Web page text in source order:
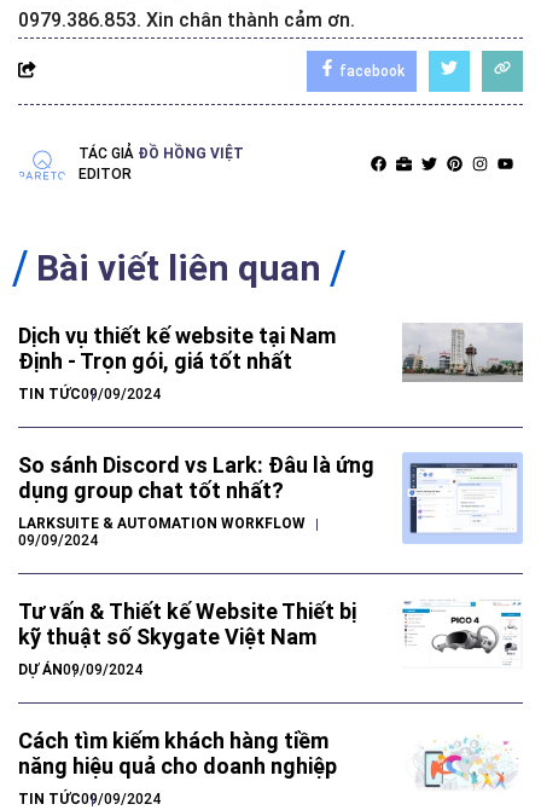
0979.386.853. Xin chân thành cảm ơn.
facebook
TÁC GIẢ ĐỒ HỒNG VIỆT
EDITOR
Bài viết liên quan
Dịch vụ thiết kế website tại Nam
Định - Trọn gói, giá tốt nhất
TIN TỨC09/09/2024
So sánh Discord vs Lark: Đâu là ứng
dụng group chat tốt nhất?
LARKSUITE & AUTOMATION WORKFLOW
09/09/2024
Tư vấn & Thiết kế Website Thiết bị
kỹ thuật số Skygate Việt Nam
DỰ ÁN09/09/2024
Cách tìm kiếm khách hàng tiềm
năng hiệu quả cho doanh nghiệp
TIN TỨC09/09/2024